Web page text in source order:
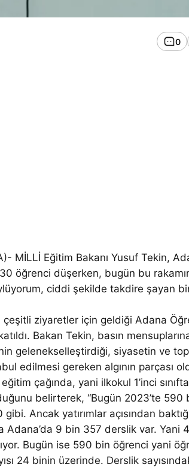
0
MİLLİ Eğitim Bakanı Yusuf Tekin,
öğrenci düşerken, bugün bu
ciddi şekilde takdire şayan
çeşitli ziyaretler için geldiği Adana
Bakan Tekin, basın
gelenekselleştirdiği, siyasetin ve
edilmesi gereken algının parçası
çağında, yani ilkokul 1’inci
belirterek, “Bugün 2023’te 590
Ancak yatırımlar açısından
Adana’da 9 bin 357 derslik var.
Bugün ise 590 bin öğrenci yani
24 binin üzerinde. Derslik